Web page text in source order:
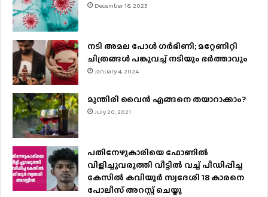
December 16, 2023
നടി അമല പോൾ ​ഗർഭിണി; മറ്റേണിറ്റി
ചിത്രങ്ങള്‍ പങ്കുവച്ച് നടിയും ഭർത്താവും
January 4, 2024
മുന്തിരി വൈന്‍ എങ്ങനെ തയാറാക്കാം?
July 20, 2021
പതിനേഴുകാരിയെ ഫോണിൽ
വിളിച്ചുവരുത്തി വീട്ടിൽ വച്ച് പീഡിപ്പിച്ച
കേസിൽ കവിയൂർ സ്വദേശി 18 കാരനെ
പോലീസ് അറസ്റ്റ് ചെയ്തു